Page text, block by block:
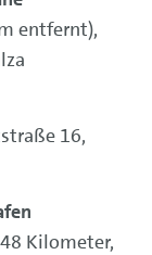
entfernt),
16,
Kilometer,